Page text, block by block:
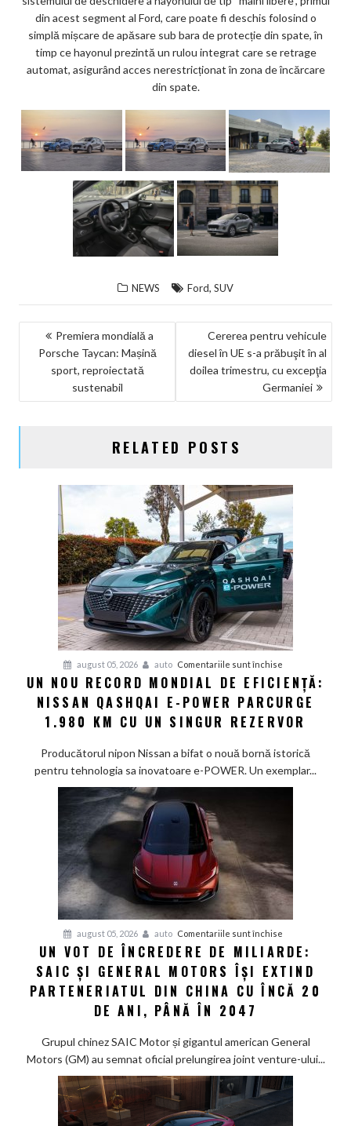
din acest segment al Ford, care poate fi deschis folosind o
simplă mișcare de apăsare sub bara de protecție din spate, în
timp ce hayonul prezintă un rulou integrat care se retrage
automat, asigurând acces nerestricționat în zona de încărcare
din spate.
NEWS Ford, SUV
NAVIGARE
ARTICOLE
Premiera mondială a
Porsche Taycan: Mașină
sport, reproiectată
sustenabil
Cererea pentru vehicule
diesel în UE s-a prăbuşit în al
doilea trimestru, cu excepţia
Germaniei
RELATED POSTS
august 05, 2026 auto Comentariile sunt închise
Un
nou
record
de
eficiență:
1.980
km
cu
un
rezervor
UN NOU RECORD MONDIAL DE EFICIENȚĂ:
NISSAN QASHQAI E-POWER PARCURGE
1.980 KM CU UN SINGUR REZERVOR
Producătorul nipon Nissan a bifat o nouă bornă istorică
pentru tehnologia sa inovatoare e-POWER. Un exemplar...
august 05, 2026 auto Comentariile sunt închise
Un
vot
de
miliarde:
General
Motors
UN VOT DE ÎNCREDERE DE MILIARDE:
SAIC ȘI GENERAL MOTORS ÎȘI EXTIND
PARTENERIATUL DIN CHINA CU ÎNCĂ 20
DE ANI, PÂNĂ ÎN 2047
Grupul chinez SAIC Motor și gigantul american General
Motors (GM) au semnat oficial prelungirea joint venture-ului...